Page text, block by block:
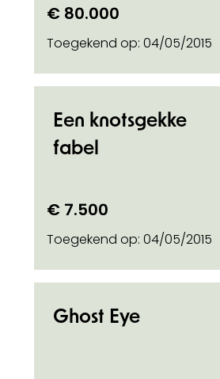
€ 80.000
Toegekend op: 04/05/2015
Een knotsgekke
fabel
€ 7.500
Toegekend op: 04/05/2015
Ghost Eye